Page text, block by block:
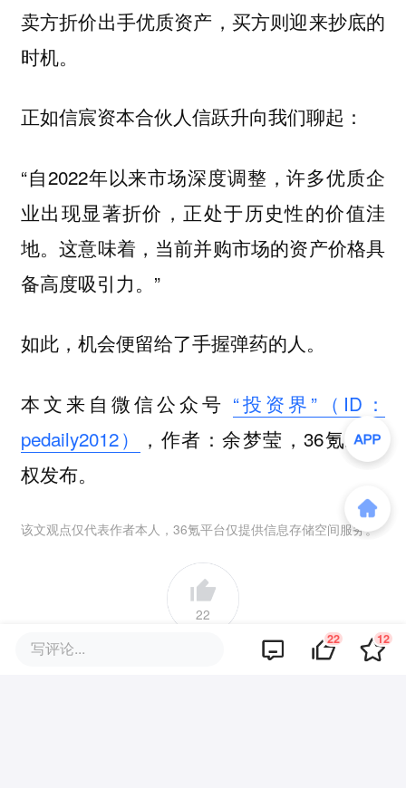
卖方折价出手优质资产，买方则迎来抄底的
时机。
正如信宸资本合伙人信跃升向我们聊起：
“自2022年以来市场深度调整，许多优质企
业出现显著折价，正处于历史性的价值洼
地。这意味着，当前并购市场的资产价格具
备高度吸引力。”
如此，机会便留给了手握弹药的人。
本文来自微信公众号 “投资界”（ID：
pedaily2012）
，作者：余梦莹，36氪经授
权发布。
该文观点仅代表作者本人，36氪平台仅提供信息存储空间服务。
22
好文章，需要你的鼓励
写评论... 22 12